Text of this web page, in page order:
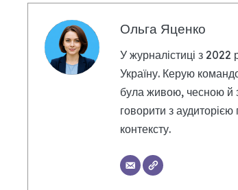
Ольга Яценко
У журналістиці з 2022
Україну. Керую
була живою, чесною й
говорити з
контексту.